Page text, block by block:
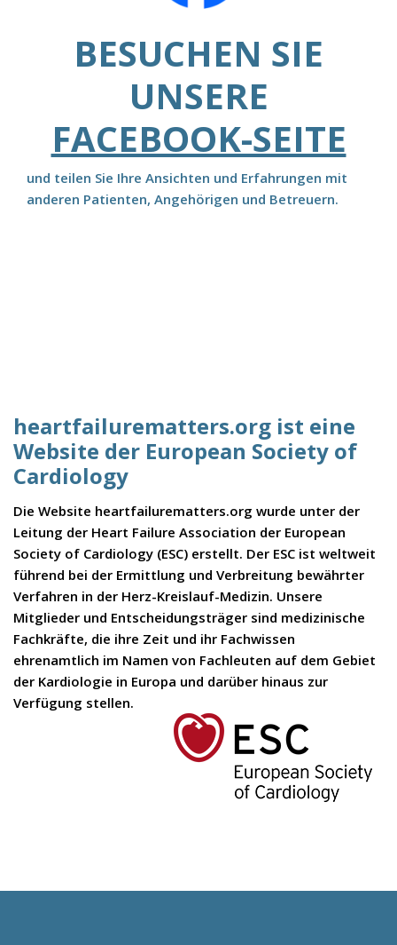
BESUCHEN SIE
UNSERE
FACEBOOK-SEITE
und teilen Sie Ihre Ansichten und Erfahrungen mit
anderen Patienten, Angehörigen und Betreuern.
heartfailurematters.org ist eine
Website der European Society of
Cardiology
Die Website heartfailurematters.org wurde unter der
Leitung der Heart Failure Association der European
Society of Cardiology (ESC) erstellt. Der ESC ist weltweit
führend bei der Ermittlung und Verbreitung bewährter
Verfahren in der Herz-Kreislauf-Medizin. Unsere
Mitglieder und Entscheidungsträger sind medizinische
Fachkräfte, die ihre Zeit und ihr Fachwissen
ehrenamtlich im Namen von Fachleuten auf dem Gebiet
der Kardiologie in Europa und darüber hinaus zur
Verfügung stellen.